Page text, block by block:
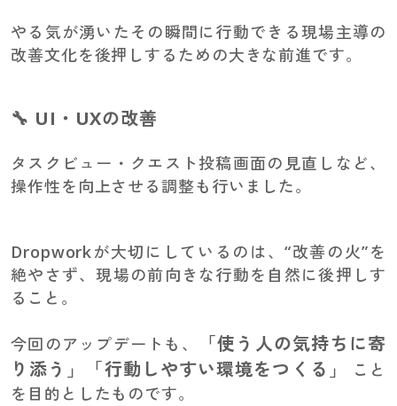
やる気が湧いたその瞬間に行動できる現場主導の
改善文化を後押しするための大きな前進です。
🔧 UI・UXの改善
タスクビュー・クエスト投稿画面の見直しなど、
操作性を向上させる調整も行いました。
Dropworkが大切にしているのは、“改善の火”を
絶やさず、現場の前向きな行動を自然に後押しす
ること。
今回のアップデートも、
「使う人の気持ちに寄
り添う」「行動しやすい環境をつくる」
こと
を目的としたものです。